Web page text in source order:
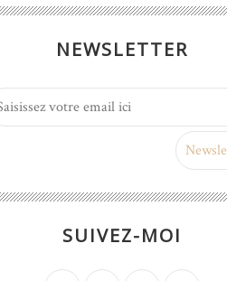
NEWSLETTER
SUIVEZ-MOI